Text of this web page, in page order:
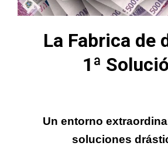
La Fabrica de
1ª
Un entorno
soluciones